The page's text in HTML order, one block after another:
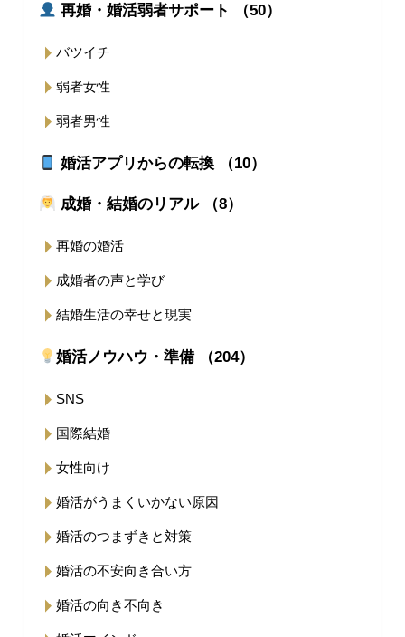
再婚・婚活弱者サポート （50）
バツイチ
弱者女性
弱者男性
婚活アプリからの転換 （10）
成婚・結婚のリアル （8）
再婚の婚活
成婚者の声と学び
結婚生活の幸せと現実
婚活ノウハウ・準備 （204）
SNS
国際結婚
女性向け
婚活がうまくいかない原因
婚活のつまずきと対策
婚活の不安向き合い方
婚活の向き不向き